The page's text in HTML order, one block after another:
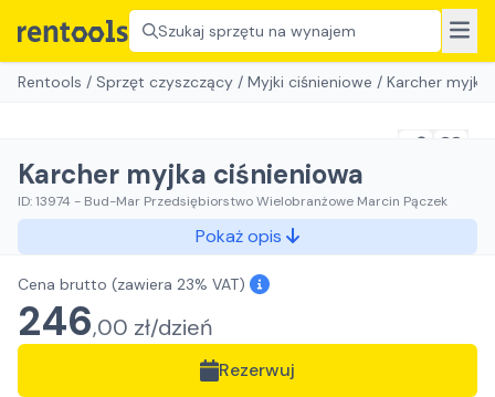
Szukaj sprzętu na wynajem
Rentools / Sprzęt czyszczący / Myjki ciśnieniowe / Karcher myjka
Karcher myjka ciśnieniowa
ID:13974 - Bud-Mar Przedsiębiorstwo Wielobranżowe Marcin Pączek
Pokaż opis
Cena brutto (zawiera 23% VAT)
246,00 zł/dzień
Rezerwuj